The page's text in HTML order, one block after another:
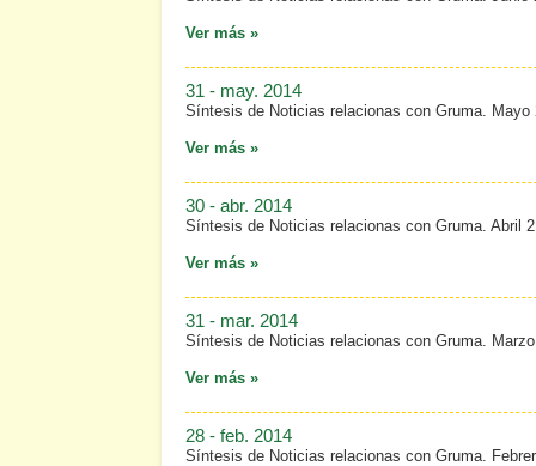
Ver más »
31 - may. 2014
Síntesis de Noticias relacionas con Gruma. Mayo
Ver más »
30 - abr. 2014
Síntesis de Noticias relacionas con Gruma. Abril
Ver más »
31 - mar. 2014
Síntesis de Noticias relacionas con Gruma. Marzo
Ver más »
28 - feb. 2014
Síntesis de Noticias relacionas con Gruma.